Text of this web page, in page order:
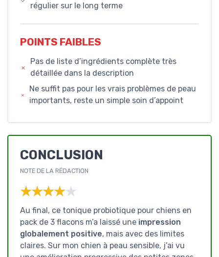
régulier sur le long terme
POINTS FAIBLES
Pas de liste d’ingrédients complète très
détaillée dans la description
Ne suffit pas pour les vrais problèmes de peau
importants, reste un simple soin d’appoint
CONCLUSION
NOTE DE LA RÉDACTION
★★★★★
★★★★★
Au final, ce tonique probiotique pour chiens en
pack de 3 flacons m’a laissé une impression
globalement positive, mais avec des limites
claires. Sur mon chien à peau sensible, j’ai vu